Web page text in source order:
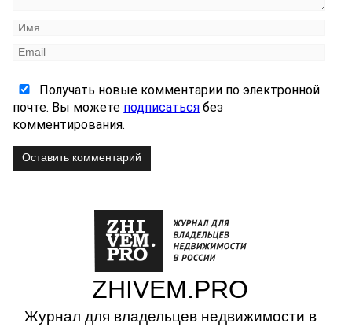
Получать новые комментарии по электронной
почте. Вы можете подписаться без
комментирования.
Оставить комментарий
ZHIVEM.PRO
Журнал для владельцев недвижимости в